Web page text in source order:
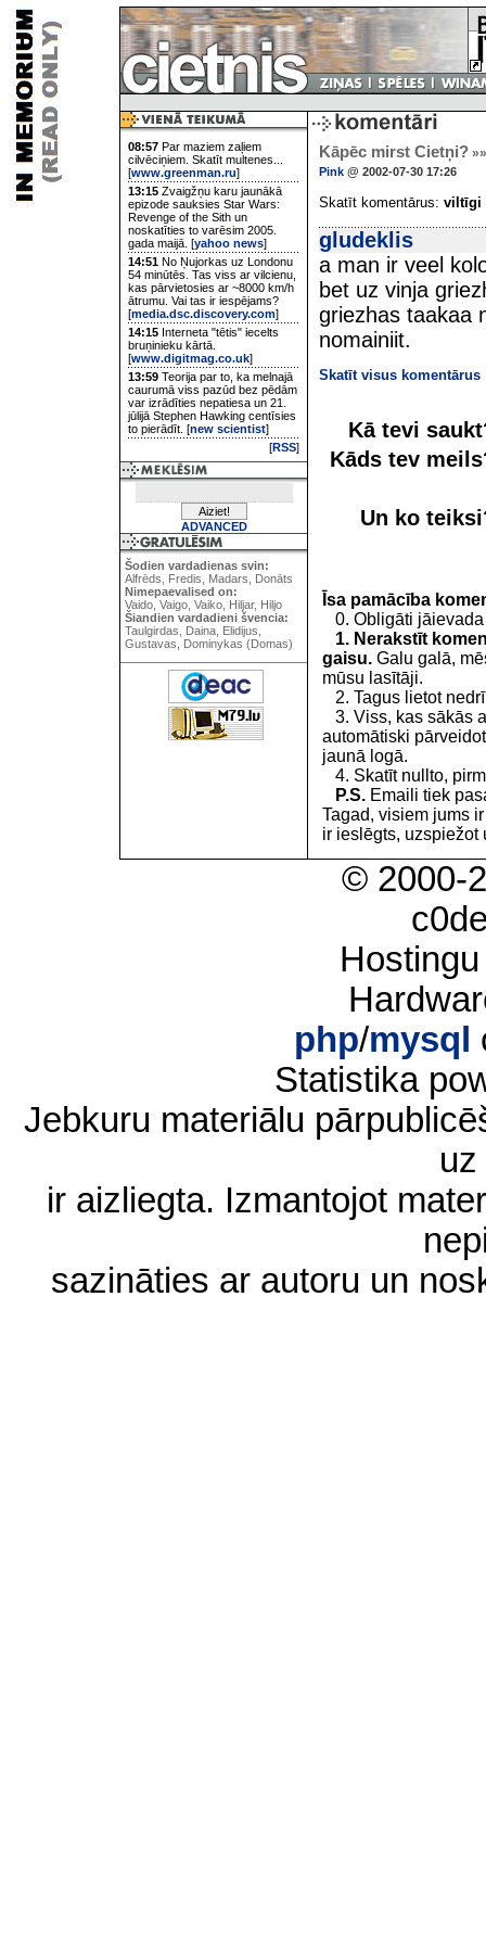
08:57 Par maziem zaļiem
cilvēciņiem. Skatīt multenes...
[www.greenman.ru]
13:15 Zvaigžņu karu jaunākā
epizode sauksies Star Wars:
Revenge of the Sith un
noskatīties to varēsim 2005.
gada maijā. [yahoo news]
14:51 No Ņujorkas uz Londonu
54 minūtēs. Tas viss ar vilcienu,
kas pārvietosies ar ~8000 km/h
ātrumu. Vai tas ir iespējams?
[media.dsc.discovery.com]
14:15 Interneta "tētis" iecelts
bruņinieku kārtā.
[www.digitmag.co.uk]
13:59 Teorija par to, ka melnajā
caurumā viss pazūd bez pēdām
var izrādīties nepatiesa un 21.
jūlijā Stephen Hawking centīsies
to pierādīt. [new scientist]
[RSS]
ADVANCED
Šodien vardadienas svin:
Alfrēds, Fredis, Madars, Donāts
Nimepaevalised on:
Vaido, Vaigo, Vaiko, Hiljar, Hiljo
Šiandien vardadieni švencia:
Taulgirdas, Daina, Elidijus,
Gustavas, Dominykas (Domas)
Kāpēc mirst Cietņi? »»
Pink @ 2002-07-30 17:26
Skatīt komentārus: viltīgi
gludeklis
a man ir veel
bet uz vinja
griezhas taakaa
nomainiit.
Skatīt visus komentārus
Kā tevi
Kāds tev
Un ko
Īsa pamācība
0. Obligāti jāievada
1. Nerakstīt
gaisu. Galu galā,
mūsu lasītāji.
2. Tagus lietot
3. Viss, kas sākās
automātiski
jaunā logā.
4. Skatīt nullto,
P.S. Emaili tiek
Tagad, visiem jums
ir ieslēgts, uzspiežot
© 2000-
php/mysql
Statistika
Jebkuru materiālu
ir aizliegta. Izmantojot
sazināties ar autoru un